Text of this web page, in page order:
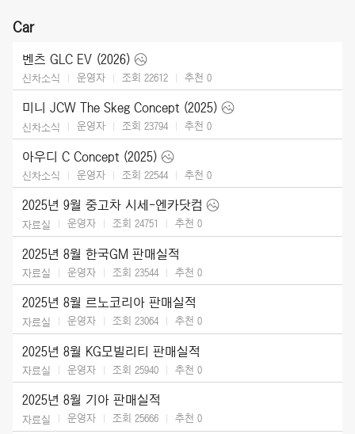
Car
벤츠 GLC EV (2026)
신차소식 운영자 조회 22612 추천 0
미니 JCW The Skeg Concept (2025)
신차소식 운영자 조회 23794 추천 0
아우디 C Concept (2025)
신차소식 운영자 조회 22544 추천 0
2025년 9월 중고차 시세-엔카닷컴
자료실 운영자 조회 24751 추천 0
2025년 8월 한국GM 판매실적
자료실 운영자 조회 23544 추천 0
2025년 8월 르노코리아 판매실적
자료실 운영자 조회 23064 추천 0
2025년 8월 KG모빌리티 판매실적
자료실 운영자 조회 25940 추천 0
2025년 8월 기아 판매실적
자료실 운영자 조회 25666 추천 0